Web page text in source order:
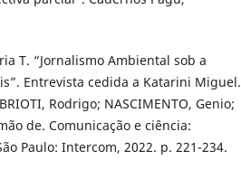
T. “Jornalismo Ambiental sob a
Entrevista cedida a Katarini Miguel.
Rodrigo; NASCIMENTO, Genio;
de. Comunicação e ciência:
Paulo: Intercom, 2022. p. 221-234.